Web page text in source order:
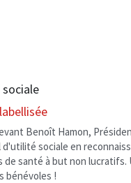
Benoît Hamon,
sociale en
santé à but non lucratifs.
bénévoles !